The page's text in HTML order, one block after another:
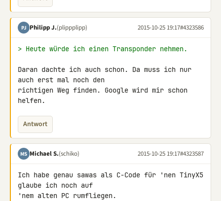
PJ Philipp J.(plippplipp) 2015-10-25 19:17#4323586
> Heute würde ich einen Transponder nehmen.
Daran dachte ich auch schon. Da muss ich nur
auch erst mal noch den
richtigen Weg finden. Google wird mir schon
helfen.
Antwort
MS Michael S.(schiko) 2015-10-25 19:17#4323587
Ich habe genau sawas als C-Code für 'nen TinyX5
glaube ich noch auf
'nem alten PC rumfliegen.